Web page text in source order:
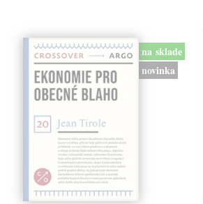
na sklade
novinka